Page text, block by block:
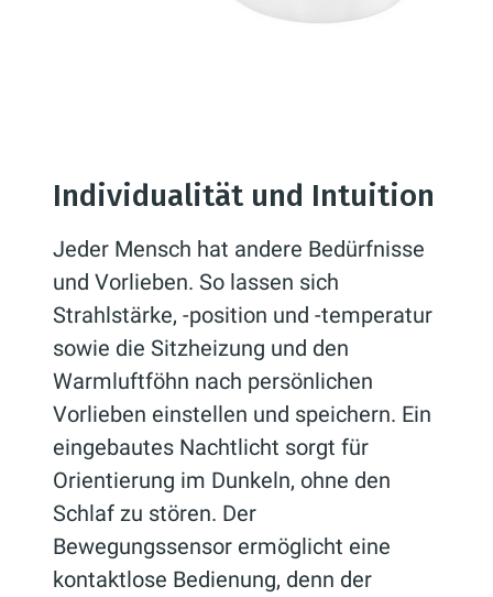
Individualität und Intuition
Jeder Mensch hat andere Bedürfnisse
und Vorlieben. So lassen sich
Strahlstärke, -position und -temperatur
sowie die Sitzheizung und den
Warmluftföhn nach persönlichen
Vorlieben einstellen und speichern. Ein
eingebautes Nachtlicht sorgt für
Orientierung im Dunkeln, ohne den
Schlaf zu stören. Der
Bewegungssensor ermöglicht eine
kontaktlose Bedienung, denn der